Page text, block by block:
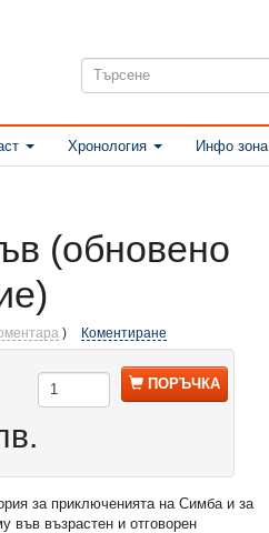
Хронология Инфо зона
(обновено
Коментиране
ПОРЪЧКА
за приключенията на Симба и за
във възрастен и отговорен